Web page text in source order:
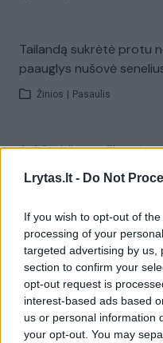
Lrytas.lt - Do Not
If you wish to opt-out of
processing of your
targeted advertising by us,
section to confirm your
opt-out request is
interest-based ads based
us or personal information
your opt-out. You may
Tailandą sukrėtė protu
paauglys nušovė
Žinios Pasaulis
Aukštaitijos pučiamųjų
apgynė čempionų vardą